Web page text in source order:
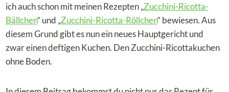
ich auch schon mit meinen Rezepten „Zucchini-Ricotta-
Bällchen“ und „Zucchini-Ricotta-Röllchen“ bewiesen. Aus
diesem Grund gibt es nun ein neues Hauptgericht und
zwar einen deftigen Kuchen. Den Zucchini-Ricottakuchen
ohne Boden.